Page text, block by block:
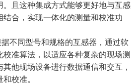
。且这种集成方式能够更好地与互感
结合，实现一体化的测量和校准功
不同型号和规格的互感器，通过软
准算法，以适应各种复杂的现场测
他现场设备进行数据通信和交互，
校准。